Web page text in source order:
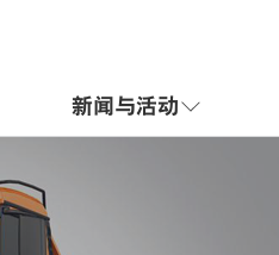
新闻与活动